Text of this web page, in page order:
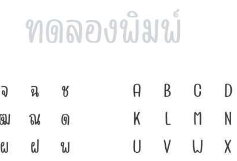
จ ฉ
ช
ณ
ด
ผ ฝ
พ
A B C D
K
L M N
U
V W X
ภาษา คือ เครื่อง
ได้ ภาษา คือ สะพ
สู่ปัจจุบัน ตัวพิมพ์